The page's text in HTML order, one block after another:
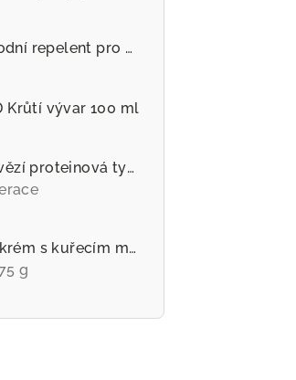
Menforsan Přírodní repelent pro psy proti hmyzu s extraktem z citronely
Krůtí vývar 100 ml
RECOVERY Hovězí proteinová tyčinka pro psy
Dokas Játrový krém s kuřecím masem
g